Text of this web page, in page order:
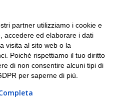
pacchi nelle
italiane
Bologna|Firenze| Genova
|Varese
partner utilizziamo i cookie e
accedere ed elaborare i dati
visita al sito web o la
Poiché rispettiamo il tuo diritto
di non consentire alcuni tipi di
per saperne di più.